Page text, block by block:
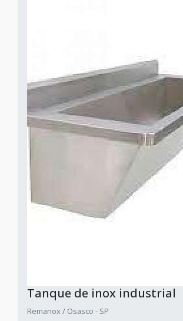
Tanque de inox industrial
Remanox / Osasco - SP